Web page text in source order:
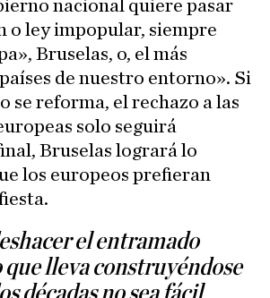
nacional quiere pasar
o ley impopular, siempre
Bruselas, o, el más
de nuestro entorno». Si
se reforma, el rechazo a las
solo seguirá
Bruselas logrará lo
los europeos prefieran
el entramado
lleva construyéndose